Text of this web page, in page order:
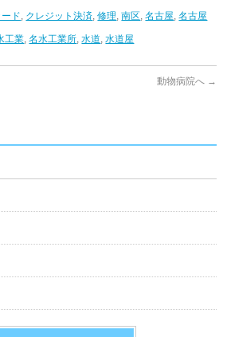
ド, クレジット決済,修理,南区,名古屋,名古屋
工業,名水工業所,水道,水道屋
動物病院へ →